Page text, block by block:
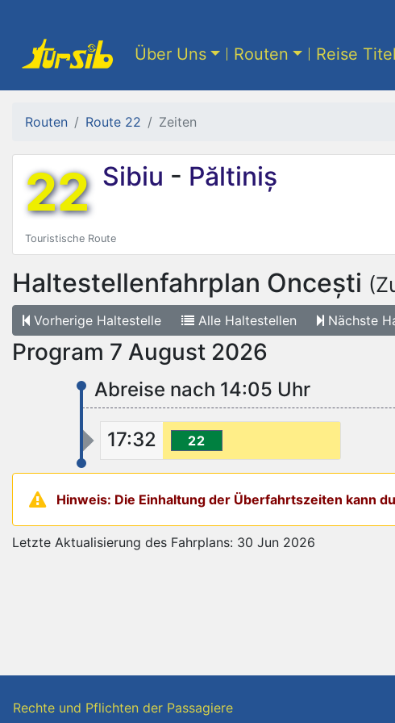
Über Uns Routen Reise Titel
Routen Route 22 Zeiten
22 Sibiu - Păltiniș
Touristische Route
Haltestellenfahrplan Oncești
Vorherige Haltestelle Alle Haltestellen Nächste
Program 7 August 2026
Abreise nach 14:05 Uhr
17:32 22
Hinweis: Die Einhaltung der Überfahrtszeiten kann
Letzte Aktualisierung des Fahrplans: 30 Jun 2026
Rechte und Pflichten der Passagiere